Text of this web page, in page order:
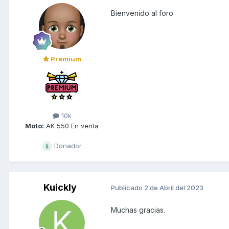
Premium
10k
Moto: AK 550 En venta
Donador
Bienvenido al foro
Kuickly Publicado 2 de Abril del 2023
Muchas gracias.